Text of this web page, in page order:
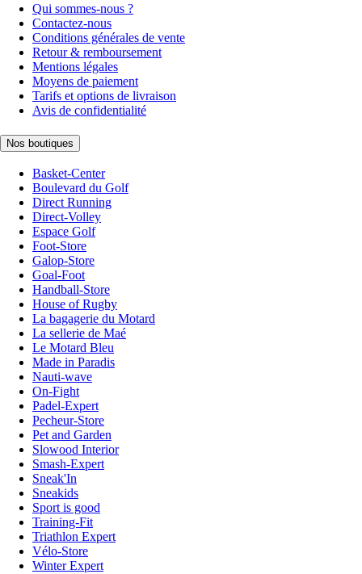
Qui sommes-nous ?
Contactez-nous
Conditions générales de vente
Retour & remboursement
Mentions légales
Moyens de paiement
Tarifs et options de livraison
Avis de confidentialité
Nos boutiques
Basket-Center
Boulevard du Golf
Direct Running
Direct-Volley
Espace Golf
Foot-Store
Galop-Store
Goal-Foot
Handball-Store
House of Rugby
La bagagerie du Motard
La sellerie de Maé
Le Motard Bleu
Made in Paradis
Nauti-wave
On-Fight
Padel-Expert
Pecheur-Store
Pet and Garden
Slowood Interior
Smash-Expert
Sneak'In
Sneakids
Sport is good
Training-Fit
Triathlon Expert
Vélo-Store
Winter Expert